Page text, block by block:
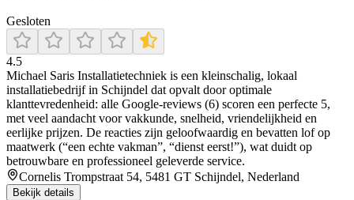
Gesloten
4.5
Michael Saris Installatietechniek is een kleinschalig, lokaal
installatiebedrijf in Schijndel dat opvalt door optimale
klanttevredenheid: alle Google‑reviews (6) scoren een perfecte 5,
met veel aandacht voor vakkunde, snelheid, vriendelijkheid en
eerlijke prijzen. De reacties zijn geloofwaardig en bevatten lof op
maatwerk (“een echte vakman”, “dienst eerst!”), wat duidt op
betrouwbare en professioneel geleverde service.
Cornelis Trompstraat 54, 5481 GT Schijndel, Nederland
Bekijk details